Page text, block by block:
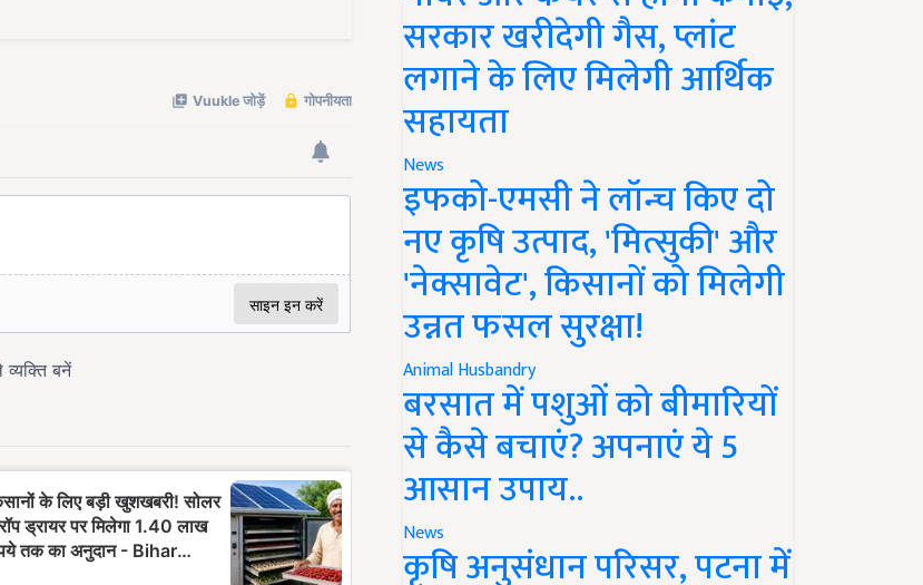
सरकार खरीदेगी गैस, प्लांट
लगाने के लिए मिलेगी आर्थिक
सहायता
News
इफको-एमसी ने लॉन्च किए दो
नए कृषि उत्पाद, 'मित्सुकी' और
'नेक्सावेट', किसानों को मिलेगी
उन्नत फसल सुरक्षा!
Animal Husbandry
बरसात में पशुओं को बीमारियों
से कैसे बचाएं? अपनाएं ये 5
आसान उपाय..
News
कृषि अनुसंधान परिसर, पटना में